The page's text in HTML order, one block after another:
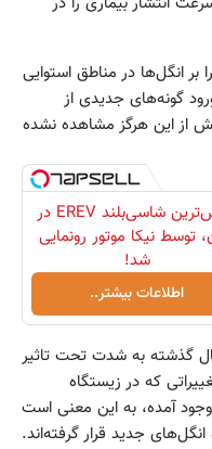
انگل‌ها در مناطق استوایی
گونه‌های جدیدی از
از این هرگز مشاهده نشده
لوکس‌ترین شاسی‌بلند EREV در
توسط نیکا موتور رونمایی
شد!
اطلاعات بیشتر..
مناطق مورد مطالعه در 30 سال گذشته به شدت تحت تاثیر
که در زیستگاه
آمده، به این معنی است
جدید قرار گرفته‌اند.